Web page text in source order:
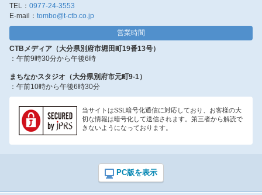
TEL： 0977-24-3553
E-mail： tombo@t-ctb.co.jp
営業時間
CTBメディア（大分県別府市堀田町19番13号）
：午前9時30分から午後6時
まちなかスタジオ（大分県別府市元町9-1）
：午前10時から午後6時30分
当サイトはSSL暗号化通信に対応しており、お客様の大
切な情報は暗号化して送信されます。第三者から解読で
きないようになっております。